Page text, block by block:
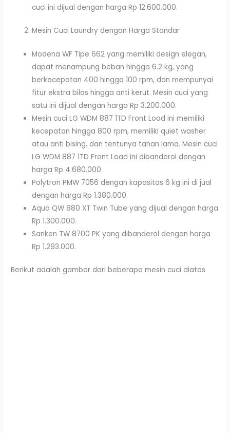
cuci ini dijual dengan harga Rp 12.600.000.
Mesin Cuci Laundry dengan Harga Standar
Modena WF Tipe 662 yang memiliki design elegan,
dapat menampung beban hingga 6.2 kg, yang
berkecepatan 400 hingga 100 rpm, dan mempunyai
fitur ekstra bilas hingga anti kerut. Mesin cuci yang
satu ini dijual dengan harga Rp 3.200.000.
Mesin cuci LG WDM 887 1TD Front Load ini memiliki
kecepatan hingga 800 rpm, memiliki quiet washer
atau anti bising, dan tentunya tahan lama. Mesin cuci
LG WDM 887 1TD Front Load ini dibanderol dengan
harga Rp 4.680.000.
Polytron PMW 7056 dengan kapasitas 6 kg ini di jual
dengan harga Rp 1.380.000.
Aqua QW 880 XT Twin Tube yang dijual dengan harga
Rp 1.300.000.
Sanken TW 8700 PK yang dibanderol dengan harga
Rp 1.293.000.
Berikut adalah gambar dari beberapa mesin cuci diatas